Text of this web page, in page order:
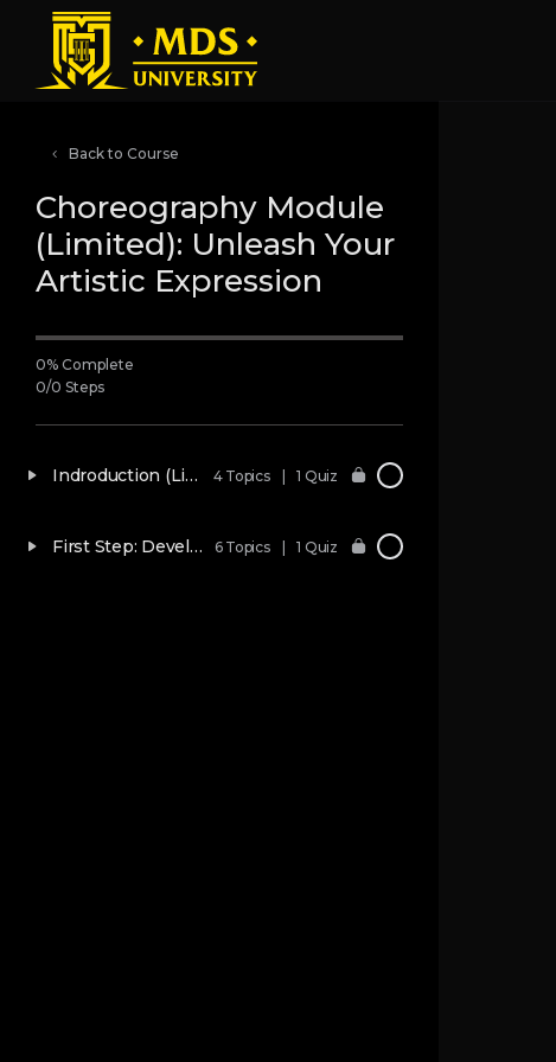
Back to Course
Choreography Module
(Limited): Unleash Your
Artistic Expression
0% Complete
0/0 Steps
Indroduction (Limited) 4 Topics | 1 Quiz
First Step: Developing Movements (Limited) 6 Topics | 1 Quiz